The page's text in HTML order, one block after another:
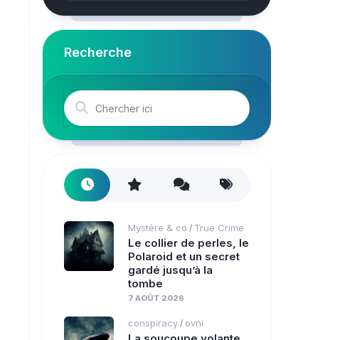
Recherche
Mystère & co / True Crime
Le collier de perles, le
Polaroid et un secret
gardé jusqu’à la
tombe
7 AOÛT 2026
conspiracy / ovni